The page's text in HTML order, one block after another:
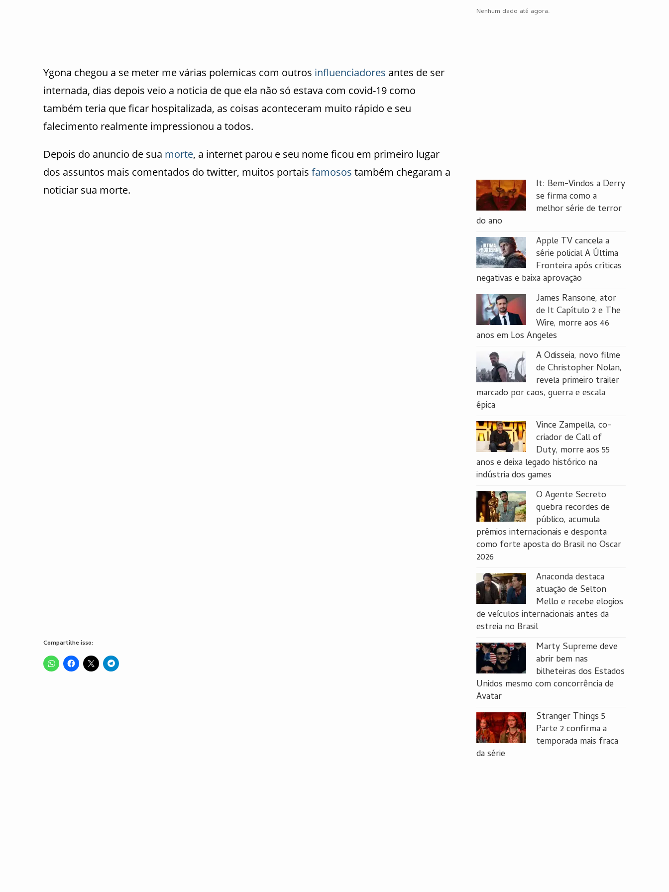
Ygona chegou a se meter me várias polemicas com outros influenciadores antes de ser
internada, dias depois veio a noticia de que ela não só estava com covid-19 como
também teria que ficar hospitalizada, as coisas aconteceram muito rápido e seu
falecimento realmente impressionou a todos.
Depois do anuncio de sua morte, a internet parou e seu nome ficou em primeiro lugar
dos assuntos mais comentados do twitter, muitos portais famosos também chegaram a
noticiar sua morte.
Compartilhe isso:
Nenhum dado até agora.
It: Bem-Vindos a Derry
se firma como a
melhor série de terror
do ano
Apple TV cancela a
série policial A Última
Fronteira após críticas
negativas e baixa aprovação
James Ransone, ator
de It Capítulo 2 e The
Wire, morre aos 46
anos em Los Angeles
A Odisseia, novo filme
de Christopher Nolan,
revela primeiro trailer
marcado por caos, guerra e escala
épica
Vince Zampella, co-
criador de Call of
Duty, morre aos 55
anos e deixa legado histórico na
indústria dos games
O Agente Secreto
quebra recordes de
público, acumula
prêmios internacionais e desponta
como forte aposta do Brasil no Oscar
2026
Anaconda destaca
atuação de Selton
Mello e recebe elogios
de veículos internacionais antes da
estreia no Brasil
Marty Supreme deve
abrir bem nas
bilheteiras dos Estados
Unidos mesmo com concorrência de
Avatar
Stranger Things 5
Parte 2 confirma a
temporada mais fraca
da série